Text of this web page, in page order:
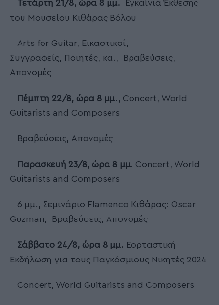
Τετάρτη 21/8, ώρα 8 μμ. Εγκαίνια Έκθεσης
του Μουσείου Κιθάρας Βόλου
Arts for Guitar, Εικαστικοί,
Συγγραφείς, Ποιητές, κα., Βραβεύσεις,
Απονομές
Πέμπτη 22/8, ώρα 8 μμ., Concert, World
Guitarists and Composers
Βραβεύσεις, Απονομές
Παρασκευή 23/8, ώρα 8 μμ. Concert, World
Guitarists and Composers
6 μμ., Σεμινάριο Flamenco Κιθάρας: Oscar
Guzman, Βραβεύσεις, Απονομές
Σάββατο 24/8, ώρα 8 μμ. Εορταστική
Εκδήλωση για τους Παγκόσμιους Νικητές 2024
Concert, World Guitarists and Composers